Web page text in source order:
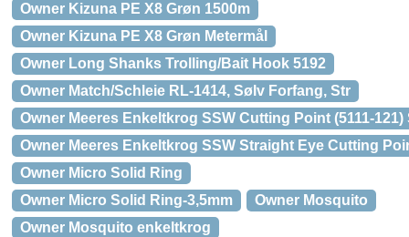
Owner Kizuna PE X8 Grøn 1500m
Owner Kizuna PE X8 Grøn Metermål
Owner Long Shanks Trolling/Bait Hook 5192
Owner Match/Schleie RL-1414, Sølv Forfang, Str
Owner Meeres Enkeltkrog SSW Cutting Point (5111-121)
Owner Meeres Enkeltkrog SSW Straight Eye Cutting
Owner Micro Solid Ring
Owner Micro Solid Ring-3,5mm
Owner Mosquito
Owner Mosquito enkeltkrog